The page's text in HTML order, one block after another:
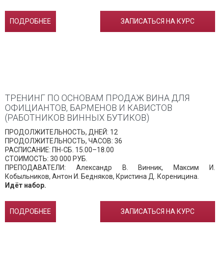
ПОДРОБНЕЕ ЗАПИСАТЬСЯ НА КУРС
ТРЕНИНГ ПО ОСНОВАМ ПРОДАЖ ВИНА ДЛЯ
ОФИЦИАНТОВ, БАРМЕНОВ И КАВИСТОВ
(РАБОТНИКОВ ВИННЫХ БУТИКОВ)
ПРОДОЛЖИТЕЛЬНОСТЬ, ДНЕЙ: 12
ПРОДОЛЖИТЕЛЬНОСТЬ, ЧАСОВ: 36
РАСПИСАНИЕ: ПН-СБ. 15.00–18.00
СТОИМОСТЬ: 30 000 РУБ.
ПРЕПОДАВАТЕЛИ: Александр В. Винник, Максим И.
Кобыльников, Антон И. Бедняков, Кристина Д. Кореницина.
Идёт набор.
ПОДРОБНЕЕ ЗАПИСАТЬСЯ НА КУРС